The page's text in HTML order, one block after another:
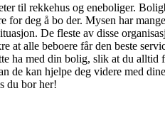
til rekkehus og eneboliger.
deg å bo der. Mysen har
De fleste av disse
at alle beboere får den beste
ha med din bolig, slik at du
de kan hjelpe deg videre med
du bor her!